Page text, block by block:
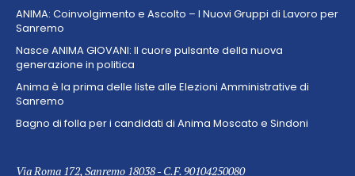
ANIMA: Coinvolgimento e Ascolto – I Nuovi Gruppi di Lavoro per
Sanremo
Nasce ANIMA GIOVANI: Il cuore pulsante della nuova
generazione in politica
Anima è la prima delle liste alle Elezioni Amministrative di
Sanremo
Bagno di folla per i candidati di Anima Moscato e Sindoni
Via Roma 172, Sanremo 18038 - C.F. 90104250080